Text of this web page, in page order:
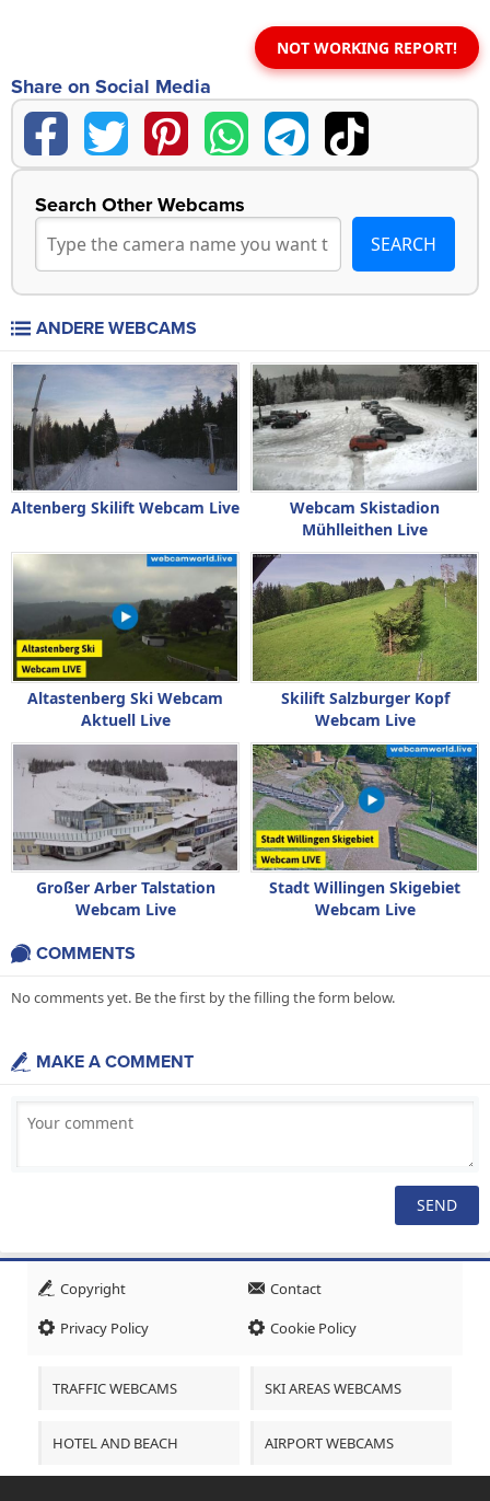
NOT WORKING REPORT!
Share on Social Media
Search Other Webcams
ANDERE WEBCAMS
Altenberg Skilift Webcam Live
Webcam Skistadion
Mühlleithen Live
Altastenberg Ski Webcam
Aktuell Live
Skilift Salzburger Kopf
Webcam Live
Großer Arber Talstation
Webcam Live
Stadt Willingen Skigebiet
Webcam Live
COMMENTS
No comments yet. Be the first by the filling the form below.
MAKE A COMMENT
Copyright
Contact
Privacy Policy
Cookie Policy
TRAFFIC WEBCAMS SKI AREAS WEBCAMS
HOTEL AND BEACH AIRPORT WEBCAMS